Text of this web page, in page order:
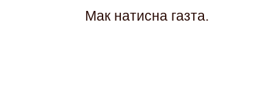
Мак натисна газта.